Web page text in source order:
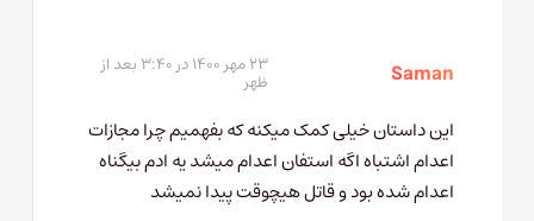
Saman ۲۳ مهر ۱۴۰۰ در ۳:۴۰ بعد از
ظهر
این داستان خیلی کمک میکنه که بفهمیم چرا مجازات
اعدام اشتباه اگه استفان اعدام میشد یه ادم بیگناه
اعدام شده بود و قاتل هیچوقت پیدا نمیشد